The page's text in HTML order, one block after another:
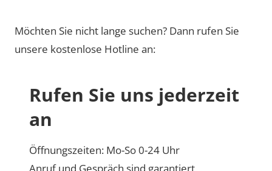
Möchten Sie nicht lange suchen? Dann rufen Sie
unsere kostenlose Hotline an:
Rufen Sie uns jederzeit
an
Öffnungszeiten: Mo-So 0-24 Uhr
Anruf und Gespräch sind garantiert